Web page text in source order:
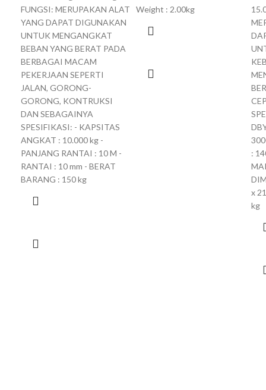
FUNGSI: MERUPAKAN ALAT
YANG DAPAT DIGUNAKAN
UNTUK MENGANGKAT
BEBAN YANG BERAT PADA
BERBAGAI MACAM
PEKERJAAN SEPERTI
JALAN, GORONG-
GORONG, KONTRUKSI
DAN SEBAGAINYA
SPESIFIKASI: - KAPSITAS
ANGKAT : 10.000 kg -
PANJANG RANTAI : 10 M -
RANTAI : 10 mm - BERAT
BARANG : 150 kg
Weight : 2.00kg
:
x
kg